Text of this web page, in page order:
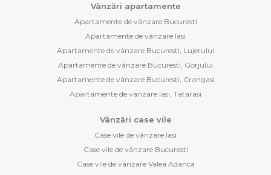
Vânzări apartamente
Apartamente de vânzare Bucuresti
Apartamente de vânzare Iasi
Apartamente de vânzare Bucuresti, Lujerului
Apartamente de vânzare Bucuresti, Gorjului
Apartamente de vânzare Bucuresti, Crangasi
Apartamente de vânzare Iasi, Tatarasi
Vânzări case vile
Case vile de vânzare Iasi
Case vile de vânzare Bucuresti
Case vile de vânzare Valea Adanca